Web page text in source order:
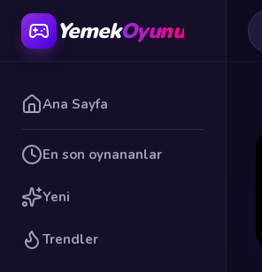
YemekOyunu
Ana Sayfa
En son oynananlar
Yeni
Trendler